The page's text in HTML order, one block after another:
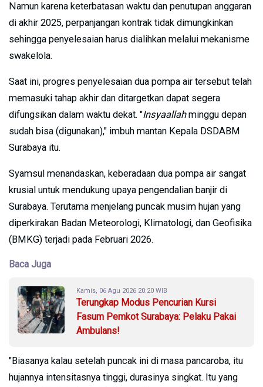
Namun karena keterbatasan waktu dan penutupan anggaran
di akhir 2025, perpanjangan kontrak tidak dimungkinkan
sehingga penyelesaian harus dialihkan melalui mekanisme
swakelola.
Saat ini, progres penyelesaian dua pompa air tersebut telah
memasuki tahap akhir dan ditargetkan dapat segera
difungsikan dalam waktu dekat. "Insyaallahminggu depan
sudah bisa (digunakan)," imbuh mantan Kepala DSDABM
Surabaya itu.
Syamsul menandaskan, keberadaan dua pompa air sangat
krusial untuk mendukung upaya pengendalian banjir di
Surabaya. Terutama menjelang puncak musim hujan yang
diperkirakan Badan Meteorologi, Klimatologi, dan Geofisika
(BMKG) terjadi pada Februari 2026.
Baca Juga
Kamis, 06 Agu 2026 20:20 WIB
Terungkap Modus Pencurian Kursi
Fasum Pemkot Surabaya: Pelaku Pakai
Ambulans!
"Biasanya kalau setelah puncak ini di masa pancaroba, itu
hujannya intensitasnya tinggi, durasinya singkat. Itu yang